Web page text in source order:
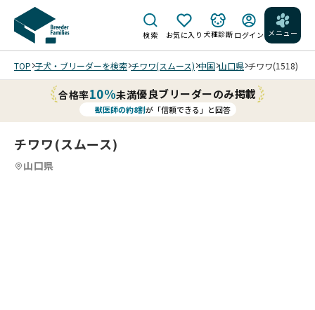
検索 お気に入り 犬種診断 ログイン メニュー
TOP 子犬・ブリーダーを検索 チワワ(スムース) 中国 山口県 チワワ(1518)
合格率10%未満優良ブリーダーのみ掲載
獣医師の約8割が「信頼できる」と回答
チワワ(スムース)
山口県